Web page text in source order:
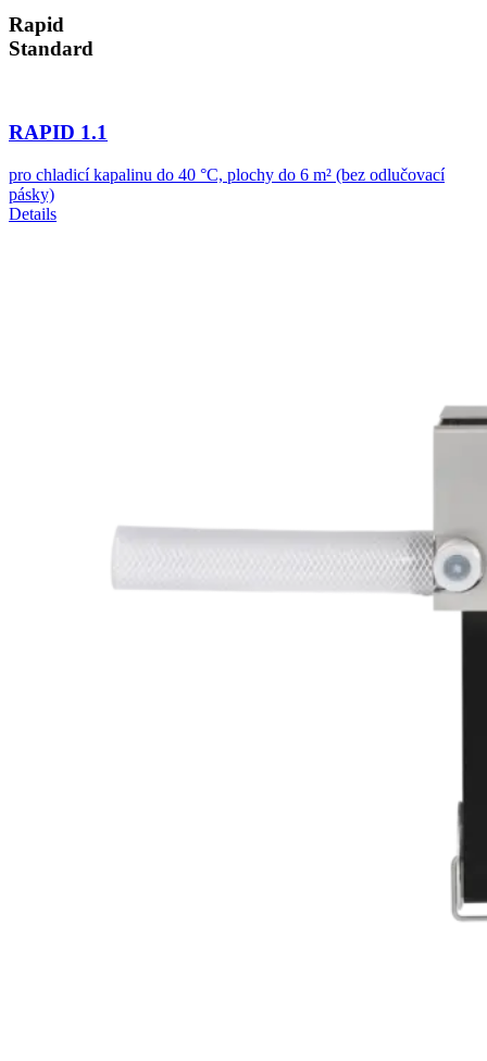
Rapid
Standard
RAPID 1.1
pro chladicí kapalinu do 40 °C, plochy do 6 m² (bez odlučovací
pásky)
Details